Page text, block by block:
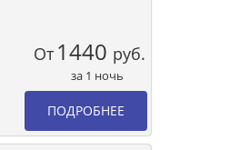
От 1440 руб.
за 1 ночь
ПОДРОБНЕЕ